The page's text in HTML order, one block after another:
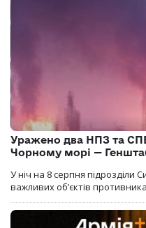
Уражено два НПЗ та
Чорному морі —
У ніч на 8 серпня підрозділи
важливих об’єктів